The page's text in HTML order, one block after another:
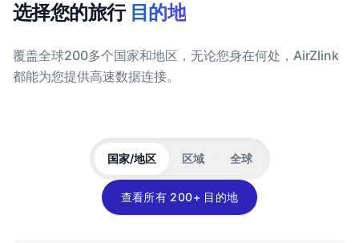
选择您的旅行 目的地
覆盖全球200多个国家和地区，无论您身在何处，AirZlink
都能为您提供高速数据连接。
国家/地区 区域 全球
查看所有 200+ 目的地